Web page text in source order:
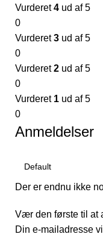
Vurderet4 ud af 5
0
Vurderet3 ud af 5
0
Vurderet2 ud af 5
0
Vurderet 1 ud af 5
0
Anmeldelser
Der er endnu ikke
Vær den første til at
Din e-mailadresse